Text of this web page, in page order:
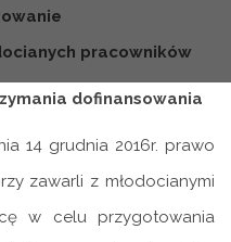
pracowników
dofinansowania
14 grudnia 2016r. prawo
zawarli z młodocianymi
w celu przygotowania